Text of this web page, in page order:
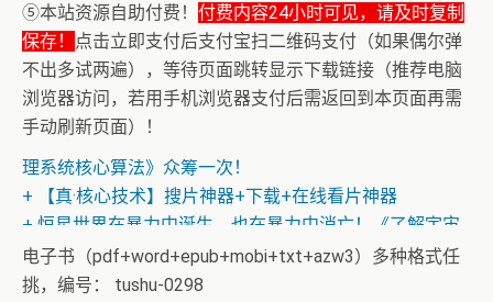
⑤本站资源自助付费！ 付费内容24小时可见，请及时复制
保存！
点击立即支付后支付宝扫二维码支付（如果偶尔弹
不出多试两遍），等待页面跳转显示下载链接（推荐电脑
浏览器访问，若用手机浏览器支付后需返回到本页面再需
手动刷新页面）！
+ 恭喜IP为180.201.1.217的网友为电子书籍《动力电池管
理系统核心算法》众筹一次！
+ 【真·核心技术】搜片神器+下载+在线看片神器
+ 恒星世界在暴力中诞生，也在暴力中消亡！《了解宇宙
如何运行》
电子书（pdf+word+epub+mobi+txt+azw3）多种格式任
挑，编号： tushu-0298